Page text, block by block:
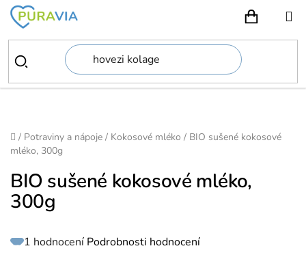
Přejít
obsah
Domů
/ Potraviny a nápoje / Kokosové mléko / BIO sušené kokosové
mléko, 300g
BIO sušené kokosové mléko,
300g
Průměrné
hodnocení
1 hodnocení Podrobnosti hodnocení